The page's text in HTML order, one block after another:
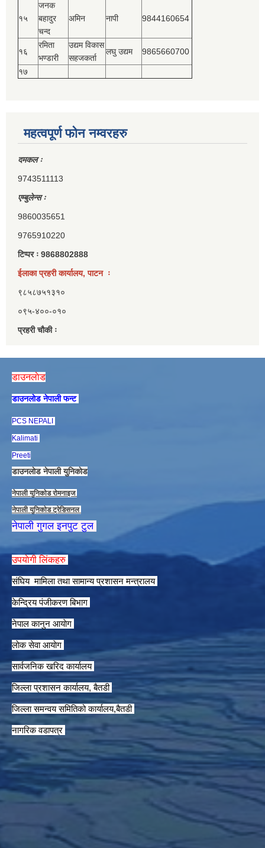
१५
जनक
बहादुर
चन्द
अमिन नापी 9844160654
१६
रमिता
भण्डारी
उद्यम विकास
सहजकर्ता
लघु उद्यम 9865660700
१७
महत्वपूर्ण फोन नम्वरहरु
दमकल ः
9743511113
एम्बुलेन्स ः
9860035651
9765910220
टिप्पर ः 9868802888
ईलाका प्रहरी कार्यालय, पाटन ः
९८५८७५१३१०
०९५-४००-०१०
प्रहरी चौकी ः
डाउनलाेड
डाउनलाेड नेपाली फन्ट
PCS NEPALI
Kalimati
Preeti
डाउनलाेड नेपाली युनिकाेड
नेपाली युनिकाेड राेमनाइज
नेपाली युनिकाेड ट्रेडिसनल
नेपाली गुगल इनपुट टुल
उपयाेगी लिंकहरु
संघिय मामिला तथा सामान्य प्रशासन मन्त्रालय
केन्द्रिय पंजीकरण बिभाग
नेपाल कानुन आयाेग
लाेक सेवा आयाेग
सार्वजनिक खरिद कार्यालय
जिल्ला प्रशासन कार्यालय, बैतडी
जिल्ला समन्वय समितिको कार्यालय,बैतडी
नागरिक वडापत्र